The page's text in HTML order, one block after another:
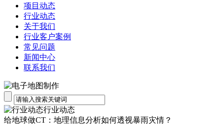
项目动态
行业动态
关于我们
行业客户案例
常见问题
新闻中心
联系我们
行业动态
给地球做CT：地理信息分析如何透视暴雨灾情？